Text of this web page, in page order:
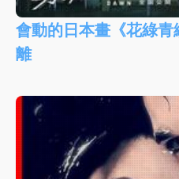
會動的日本畫《花綠
離